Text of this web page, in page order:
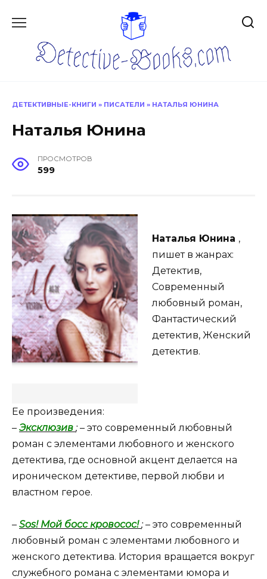
ДЕТЕКТИВНЫЕ-КНИГИ » ПИСАТЕЛИ » НАТАЛЬЯ ЮНИНА
Наталья Юнина
ПРОСМОТРОВ
599
Наталья Юнина ,
пишет в жанрах:
Детектив,
Современный
любовный роман,
Фантастический
детектив, Женский
детектив.
Ее произведения:
– Эксклюзив ;– это современный любовный
роман с элементами любовного и женского
детектива, где основной акцент делается на
ироническом детективе, первой любви и
властном герое.
– Sos! Мой босс кровосос!;– это современный
любовный роман с элементами любовного и
женского детектива. История вращается вокруг
служебного романа с элементами юмора и